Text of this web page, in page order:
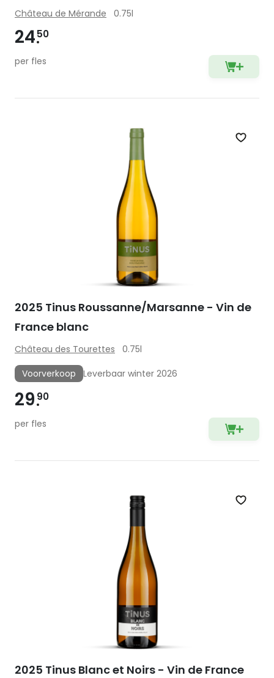
Château de Mérande 0.75l
2450
per fles
Zet
2025 Tinus Roussanne/Marsanne - Vin de
France blanc
Château des Tourettes
0.75l
Voorverkoop
Leverbaar winter 2026
29 90
per fles
Zet
2025 Tinus Blanc et Noirs - Vin de France